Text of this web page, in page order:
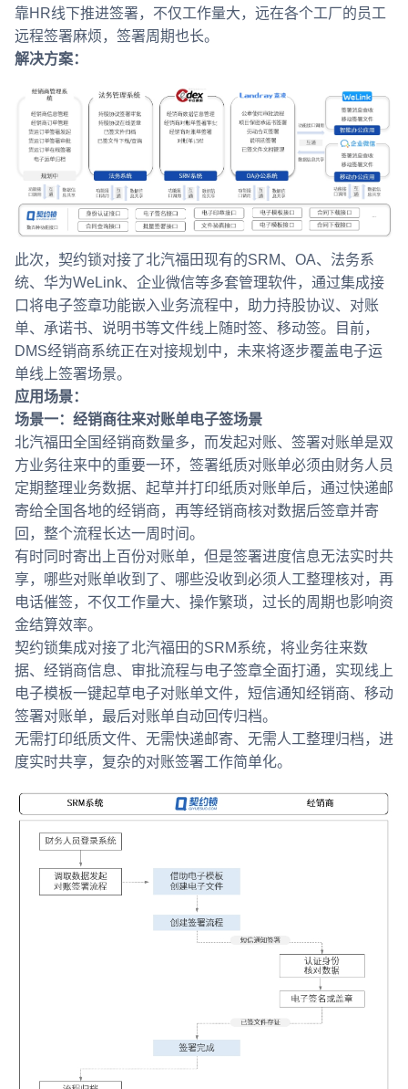
靠HR线下推进签署，不仅工作量大，远在各个工厂的员工
远程签署麻烦，签署周期也长。
解决方案：
此次，契约锁对接了北汽福田现有的SRM、OA、法务系
统、华为WeLink、企业微信等多套管理软件，通过集成接
口将电子签章功能嵌入业务流程中，助力持股协议、对账
单、承诺书、说明书等文件线上随时签、移动签。目前，
DMS经销商系统正在对接规划中，未来将逐步覆盖电子运
单线上签署场景。
应用场景：
场景一：经销商往来对账单电子签场景
北汽福田全国经销商数量多，而发起对账、签署对账单是双
方业务往来中的重要一环，签署纸质对账单必须由财务人员
定期整理业务数据、起草并打印纸质对账单后，通过快递邮
寄给全国各地的经销商，再等经销商核对数据后签章并寄
回，整个流程长达一周时间。
有时同时寄出上百份对账单，但是签署进度信息无法实时共
享，哪些对账单收到了、哪些没收到必须人工整理核对，再
电话催签，不仅工作量大、操作繁琐，过长的周期也影响资
金结算效率。
契约锁集成对接了北汽福田的SRM系统，将业务往来数
据、经销商信息、审批流程与电子签章全面打通，实现线上
电子模板一键起草电子对账单文件，短信通知经销商、移动
签署对账单，最后对账单自动回传归档。
无需打印纸质文件、无需快递邮寄、无需人工整理归档，进
度实时共享，复杂的对账签署工作简单化。